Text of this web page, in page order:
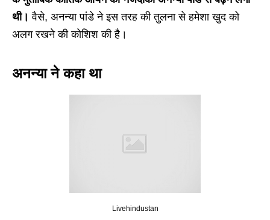
थी। वैसे, अनन्या पांडे ने इस तरह की तुलना से हमेशा खुद को
अलग रखने की कोशिश की है।
अनन्या ने कहा था
Livehindustan